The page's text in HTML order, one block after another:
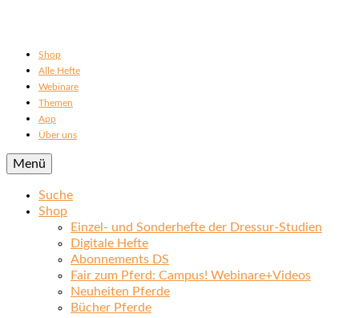
Shop
Alle Hefte
Webinare
Themen
App
Über uns
Menü
Suche
Shop
Einzel- und Sonderhefte der Dressur-Studien
Digitale Hefte
Abonnements DS
Fair zum Pferd: Campus! Webinare+Videos
Neuheiten Pferde
Bücher Pferde